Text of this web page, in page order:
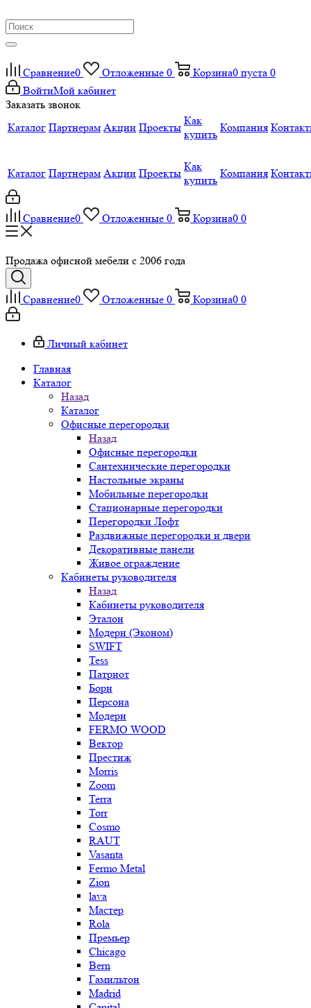
Сравнение0 Отложенные 0 Корзина0 пуста 0
ВойтиМой кабинет
Заказать звонок
Каталог Партнерам Акции Проекты
Как
купить
Компания
Каталог Партнерам Акции Проекты
Как
купить
Компания
Сравнение0 Отложенные 0 Корзина0 0
Продажа офисной мебели с 2006 года
Сравнение0 Отложенные 0 Корзина0 0
Личный кабинет
Главная
Каталог
Назад
Каталог
Офисные перегородки
Назад
Офисные перегородки
Сантехнические перегородки
Настольные экраны
Мобильные перегородки
Стационарные перегородки
Перегородки Лофт
Раздвижные перегородки и двери
Декоративные панели
Живое ограждение
Кабинеты руководителя
Назад
Кабинеты руководителя
Эталон
Модерн (Эконом)
SWIFT
Tess
Патриот
Борн
Персона
Модерн
FERMO WOOD
Вектор
Престиж
Morris
Zoom
Terra
Torr
Cosmo
RAUT
Vasanta
Fermo Metal
Zion
lava
Мастер
Rola
Премьер
Chicago
Bern
Гамильтон
Madrid